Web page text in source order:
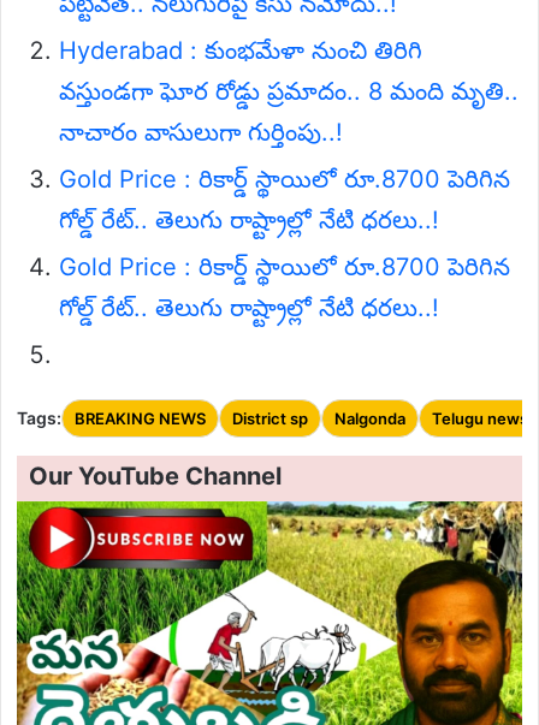
Hyderabad : కుంభమేళా నుంచి తిరిగి
వస్తుండగా ఘోర రోడ్డు ప్రమాదం.. 8 మంది మృతి..
నాచారం వాసులుగా గుర్తింపు..!
Gold Price : రికార్డ్ స్థాయిలో రూ.8700 పెరిగిన
గోల్డ్ రేట్.. తెలుగు రాష్ట్రాల్లో నేటి ధరలు..!
Gold Price : రికార్డ్ స్థాయిలో రూ.8700 పెరిగిన
గోల్డ్ రేట్.. తెలుగు రాష్ట్రాల్లో నేటి ధరలు..!
Tags: BREAKING NEWS District sp Nalgonda Telugu news
Our YouTube Channel